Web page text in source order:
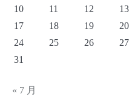
10
11 12 13
17
18 19 20
24
25 26 27
31
« 7 月